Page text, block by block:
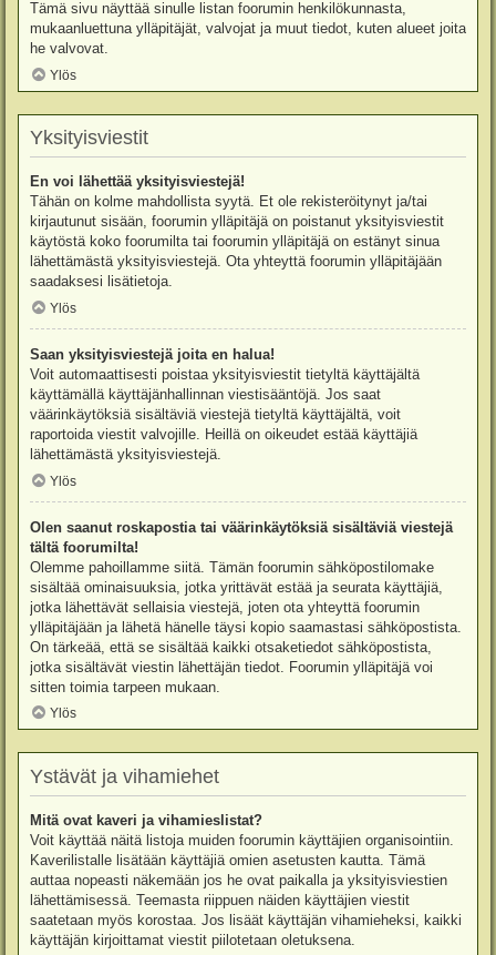
Tämä sivu näyttää sinulle listan foorumin henkilökunnasta,
mukaanluettuna ylläpitäjät, valvojat ja muut tiedot, kuten alueet joita
he valvovat.
Ylös
Yksityisviestit
En voi lähettää yksityisviestejä!
Tähän on kolme mahdollista syytä. Et ole rekisteröitynyt ja/tai
kirjautunut sisään, foorumin ylläpitäjä on poistanut yksityisviestit
käytöstä koko foorumilta tai foorumin ylläpitäjä on estänyt sinua
lähettämästä yksityisviestejä. Ota yhteyttä foorumin ylläpitäjään
saadaksesi lisätietoja.
Ylös
Saan yksityisviestejä joita en halua!
Voit automaattisesti poistaa yksityisviestit tietyltä käyttäjältä
käyttämällä käyttäjänhallinnan viestisääntöjä. Jos saat
väärinkäytöksiä sisältäviä viestejä tietyltä käyttäjältä, voit
raportoida viestit valvojille. Heillä on oikeudet estää käyttäjiä
lähettämästä yksityisviestejä.
Ylös
Olen saanut roskapostia tai väärinkäytöksiä sisältäviä viestejä
tältä foorumilta!
Olemme pahoillamme siitä. Tämän foorumin sähköpostilomake
sisältää ominaisuuksia, jotka yrittävät estää ja seurata käyttäjiä,
jotka lähettävät sellaisia viestejä, joten ota yhteyttä foorumin
ylläpitäjään ja lähetä hänelle täysi kopio saamastasi sähköpostista.
On tärkeää, että se sisältää kaikki otsaketiedot sähköpostista,
jotka sisältävät viestin lähettäjän tiedot. Foorumin ylläpitäjä voi
sitten toimia tarpeen mukaan.
Ylös
Ystävät ja vihamiehet
Mitä ovat kaveri ja vihamieslistat?
Voit käyttää näitä listoja muiden foorumin käyttäjien organisointiin.
Kaverilistalle lisätään käyttäjiä omien asetusten kautta. Tämä
auttaa nopeasti näkemään jos he ovat paikalla ja yksityisviestien
lähettämisessä. Teemasta riippuen näiden käyttäjien viestit
saatetaan myös korostaa. Jos lisäät käyttäjän vihamieheksi, kaikki
käyttäjän kirjoittamat viestit piilotetaan oletuksena.